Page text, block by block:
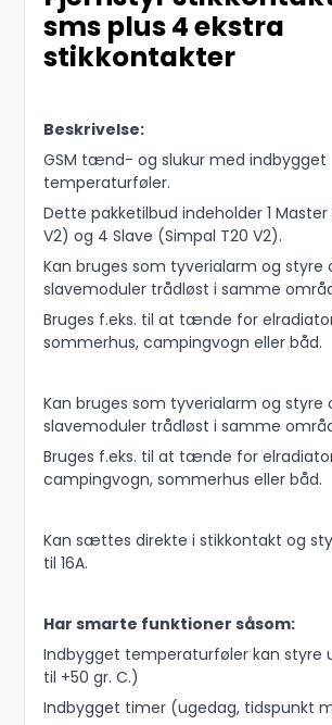
sms plus 4 ekstra
stikkontakter
Beskrivelse:
GSM tænd- og slukur med indbygget
temperaturføler.
Dette pakketilbud indeholder 1
V2) og 4 Slave (Simpal T20 V2).
Kan bruges som tyverialarm og styre
slavemoduler trådløst i samme
Bruges f.eks. til at tænde for
sommerhus, campingvogn eller båd.
Kan bruges som tyverialarm og styre
slavemoduler trådløst i samme
Bruges f.eks. til at tænde for
campingvogn, sommerhus eller båd.
Kan sættes direkte i stikkontakt og
til 16A.
Har smarte funktioner såsom:
Indbygget temperaturføler kan styre
til +50 gr. C.)
Indbygget timer (ugedag, tidspunkt